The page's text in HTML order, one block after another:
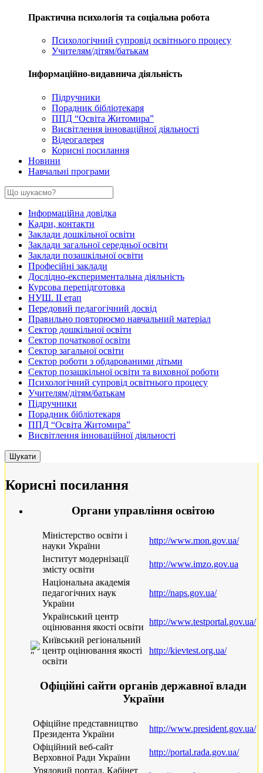
Практична психологія та соціальна робота
Психологічний супровід освітнього процесу
Учителям/дітям/батькам
Інформаційно-видавнича діяльність
Підручники
Порадник бібліотекаря
ППД “Освіта Житомира”
Висвітлення інноваційної діяльності
Відеогалерея
Корисні посилання
Новини
Навчальні програми
Інформаційна довідка
Кадри, контакти
Заклади дошкільної освіти
Заклади загальної середньої освіти
Заклади позашкільної освіти
Професійні заклади
Дослідно-експериментальна діяльність
Курсова перепідготовка
НУШ. ІІ етап
Передовий педагогічний досвід
Правильно повторюємо навчальний матеріал
Сектор дошкільної освіти
Сектор початкової освіти
Сектор загальної освіти
Сектор роботи з обдарованими дітьми
Сектор позашкільної освіти та виховної роботи
Психологічний супровід освітнього процесу
Учителям/дітям/батькам
Підручники
Порадник бібліотекаря
ППД “Освіта Житомира”
Висвітлення інноваційної діяльності
Корисні посилання
Органи управління освітою
Міністерство освіти і
науки України
http://www.mon.gov.ua/
Інститут модернізації
змісту освіти
http://www.imzo.gov.ua
Національна академiя
педагогiчних наук
України
http://naps.gov.ua/
Український центр
оцінювання якості освіти
http://www.testportal.gov.ua/
Київський регіональний
центр оцінювання якості
освіти
http://kievtest.org.ua/
Офіційні сайти органів державної влади
України
Офіційне представництво
Президента України
http://www.president.gov.ua/
Офіційний веб-сайт
Верховної Ради України
http://portal.rada.gov.ua/
Урядовий портал. Кабінет